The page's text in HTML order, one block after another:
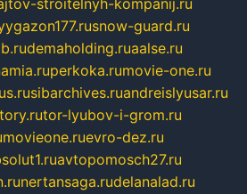
stroitelnyh-kompanij.ru
snow-guard.ru
demaholding.ruaalse.ru
perkoka.rumovie-one.ru
sibarchives.ruandreislyusar.ru
tor-lyubov-i-grom.ru
movieone.ruevro-dez.ru
avtopomosch27.ru
nertansaga.rudelanalad.ru